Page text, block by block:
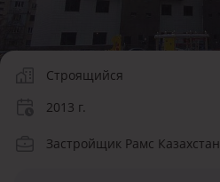
Строящийся
2013 г.
Застройщик Рамс Казахстан